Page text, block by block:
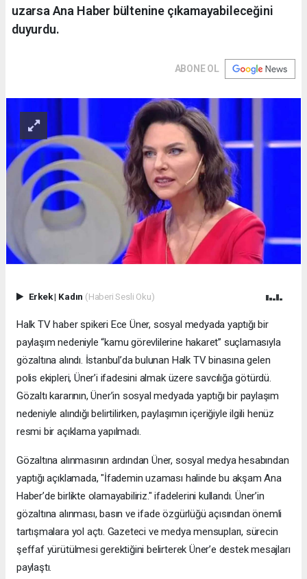
uzarsa Ana Haber bültenine çıkamayabileceğini
duyurdu.
ABONE OL
Erkek| Kadın (Haberi Sesli Oku)
Halk TV haber spikeri Ece Üner, sosyal medyada yaptığı bir
paylaşım nedeniyle “kamu görevlilerine hakaret” suçlamasıyla
gözaltına alındı. İstanbul’da bulunan Halk TV binasına gelen
polis ekipleri, Üner’i ifadesini almak üzere savcılığa götürdü.
Gözaltı kararının, Üner’in sosyal medyada yaptığı bir paylaşım
nedeniyle alındığı belirtilirken, paylaşımın içeriğiyle ilgili henüz
resmi bir açıklama yapılmadı.
Gözaltına alınmasının ardından Üner, sosyal medya hesabından
yaptığı açıklamada, "İfademin uzaması halinde bu akşam Ana
Haber’de birlikte olamayabiliriz." ifadelerini kullandı. Üner’in
gözaltına alınması, basın ve ifade özgürlüğü açısından önemli
tartışmalara yol açtı. Gazeteci ve medya mensupları, sürecin
şeffaf yürütülmesi gerektiğini belirterek Üner’e destek mesajları
paylaştı.